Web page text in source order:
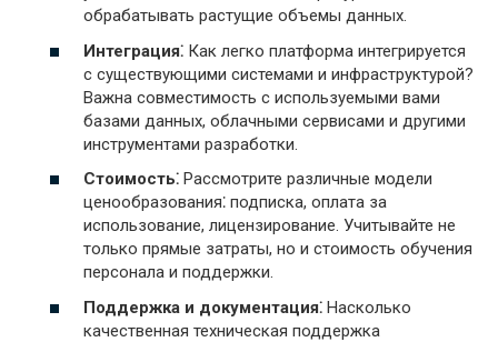
обрабатывать растущие объемы данных.
Интеграция⁚ Как легко платформа интегрируется
с существующими системами и инфраструктурой?
Важна совместимость с используемыми вами
базами данных, облачными сервисами и другими
инструментами разработки.
Стоимость⁚ Рассмотрите различные модели
ценообразования⁚ подписка, оплата за
использование, лицензирование. Учитывайте не
только прямые затраты, но и стоимость обучения
персонала и поддержки.
Поддержка и документация⁚ Насколько
качественная техническая поддержка